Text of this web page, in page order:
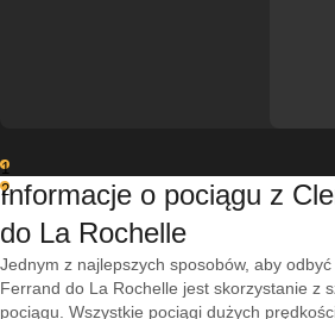
1
2
Informacje o pociągu z
do La Rochelle
Jednym z najlepszych sposobów, aby
Ferrand do La Rochelle jest skorzystanie z
pociągu. Wszystkie pociągi dużych